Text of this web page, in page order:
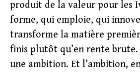
produit de la valeur pour les
forme, qui emploie, qui
transforme la matière
finis plutôt qu’en rente brute.
une ambition. Et l’ambition,